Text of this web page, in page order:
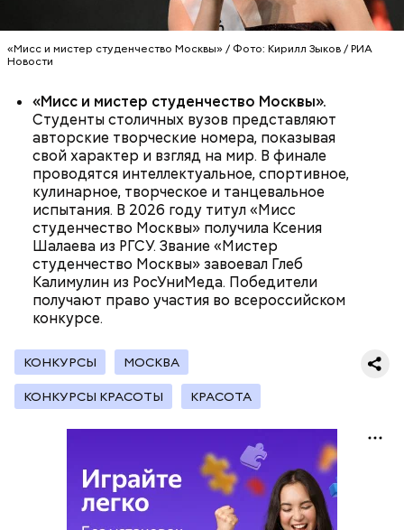
«Мисс и мистер студенчество Москвы» / Фото: Кирилл Зыков / РИА
Новости
«Мисс и мистер студенчество Москвы».
Студенты столичных вузов представляют
авторские творческие номера, показывая
свой характер и взгляд на мир. В финале
проводятся интеллектуальное, спортивное,
кулинарное, творческое и танцевальное
испытания. В 2026 году титул «Мисс
студенчество Москвы» получила Ксения
Шалаева из РГСУ. Звание «Мистер
студенчество Москвы» завоевал Глеб
Калимулин из РосУниМеда. Победители
получают право участия во всероссийском
конкурсе.
КОНКУРСЫ МОСКВА
КОНКУРСЫ КРАСОТЫ КРАСОТА
Мастерские и лаборатории колледжей, которые
производственные площадки, нежели учебные
помещения.
В Московском государственном колледже
электромеханики и информационных технологий
обучают по профессии «Мастер вертикального
транспорта». Здесь есть мастерская, где учат
Модернизировали также лабораторию
композитных материалов в Политехническом
колледже имени Н. Н. Годовикова. Там студенты
изготавливают детали из стеклоткани и
углеволокна, проверяют их качество на новых
дефектоскопах и работают на лазерном и
гибочном станках с ЧПУ. Здесь же появился
учебный комплекс с технологией дополненной
реальности, который помогает студентам изучать
устройство авиационных двигателей.
Все участники экскурсии отметили масштабы
пространства кинопарка и возможность
перемещаться из одной эпохи в другую.